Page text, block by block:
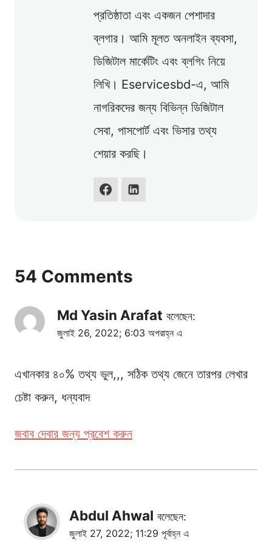
প্রতিষ্ঠাতা এবং একজন পেশাদার
ব্লগার। আমি মূলত অনলাইন ব্যবসা,
ডিজিটাল মার্কেটিং এবং ব্লগিং নিয়ে
লিখি। Eservicesbd-এ, আমি
নাগরিকদের জন্য বিভিন্ন ডিজিটাল
সেবা, পাসপোর্ট এবং ভিসার তথ্য
শেয়ার করছি।
54 Comments
Md Yasin Arafat বলেছেন:
জুলাই 26, 2022; 6:03 অপরাহ্ন এ
এখানকার ৪০% তথ্য ভুল,,, সঠিক তথ্য জেনে তারপর লেখার
চেষ্টা করুন, ধন্যবাদ
জবাব দেবার জন্য প্রবেশ করুন
Abdul Ahwal বলেছেন:
জুলাই 27, 2022; 11:29 পূর্বাহ্ন এ